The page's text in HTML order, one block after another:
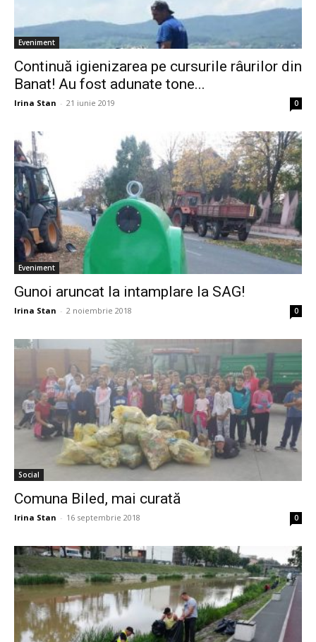
Eveniment
Continuă igienizarea pe cursurile râurilor din
Banat! Au fost adunate tone...
Irina Stan - 21 iunie 2019 0
Eveniment
Gunoi aruncat la intamplare la SAG!
Irina Stan - 2 noiembrie 2018 0
Social
Comuna Biled, mai curată
Irina Stan - 16 septembrie 2018 0